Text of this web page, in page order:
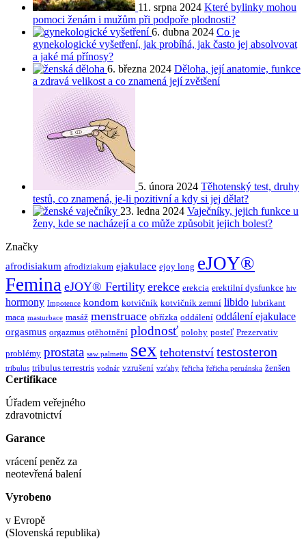
11. srpna 2024 Které bylinky mohou
pomoci ženám i mužům při podpoře plodnosti?
6. dubna 2024 Co je
gynekologické vyšetření, jak probíhá, jak často jej absolvovat
a jaké má přínosy?
6. března 2024 Děloha, její anatomie, funkce
a zdravá velikost a co znamená její zvětšení
5. února 2024 Těhotenský test, druhy
testů, co znamená, je-li pozitivní a kdy si jej dělat?
23. ledna 2024 Vaječníky, jejich funkce u
ženy, kde se nacházejí a co může způsobit jejich bolest?
Značky
afrodisiakum afrodiziakum ejakulace ejoy long eJOY®
Femina eJOY® Fertility erekce erekcia erektilní dysfunkce hiv
hormony Impotence kondom kotvičník kotvičník zemní libido lubrikant
maca masturbace masáž menstruace obřízka oddálení oddálení ejakulace
orgasmus orgazmus otěhotnění plodnosť polohy posteľ Prezervativ
problémy prostata saw palmetto sex tehotenství testosteron
tribulus tribulus terrestris vodnár vzrušení vzťahy řeřicha řeřicha peruánska ženšen
Certifikace
Úřadem veřejného
zdravotnictví
Garance
vrácení peněz za
neotevřená balení
Vyrobeno
v Evropě
(Slovenská republika)